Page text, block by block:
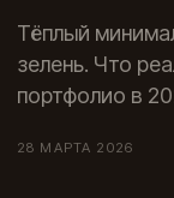
Тёплый
зелень. Что
портфолио в
28 МАРТА 2026